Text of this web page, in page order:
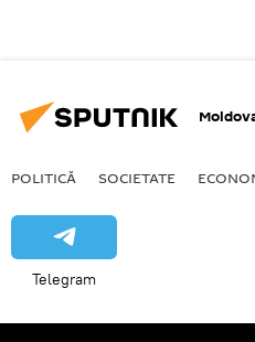
POLITICĂ SOCIETATE
Telegram